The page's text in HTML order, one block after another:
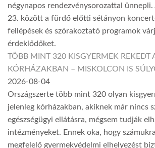
négynapos rendezvénysorozattal ünnepli.
23. között a fürdő előtti sétányon
fellépések és szórakoztató programok
érdeklődőket.
TÖBB MINT 320 KISGYERMEK REKEDT
KÓRHÁZAKBAN – MISKOLCON IS
2026-08-04
Országszerte több mint 320 olyan
jelenleg kórházakban, akiknek már nincs
egészségügyi ellátásra, mégsem tudják
intézményeket. Ennek oka, hogy
megfelelő gyermekvédelmi elhelyezést